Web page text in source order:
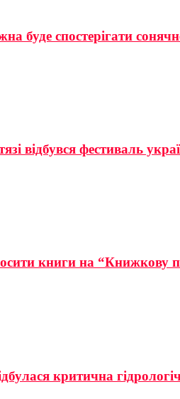
буде спостерігати
відбувся фестиваль
книги на “Книжкову
критична